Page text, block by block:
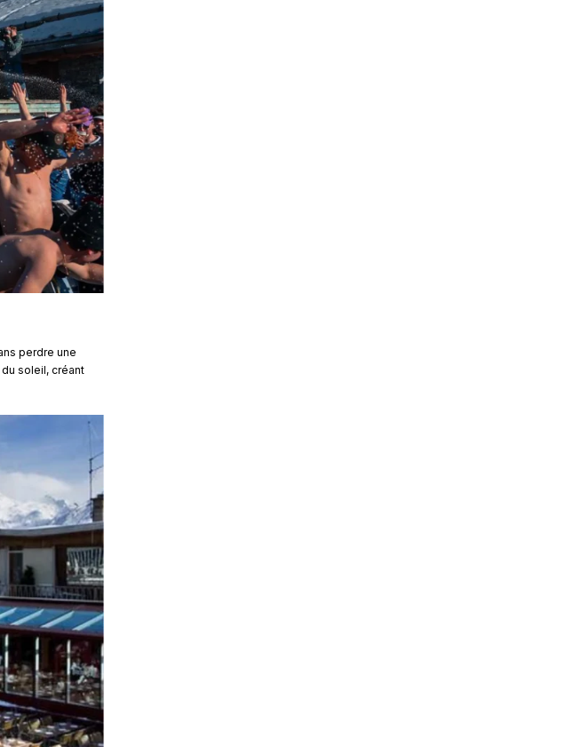
perdre une
soleil, créant